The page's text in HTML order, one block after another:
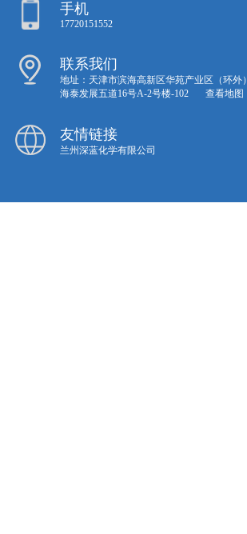
手机
17720151552
联系我们
地址：天津市滨海高新区华苑产业区（环外）
海泰发展五道16号A-2号楼-102 查看地图
友情链接
兰州深蓝化学有限公司